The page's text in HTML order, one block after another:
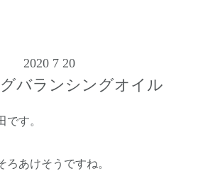
2020 7 20
バランシングオイル
す。
ろあけそうですね。